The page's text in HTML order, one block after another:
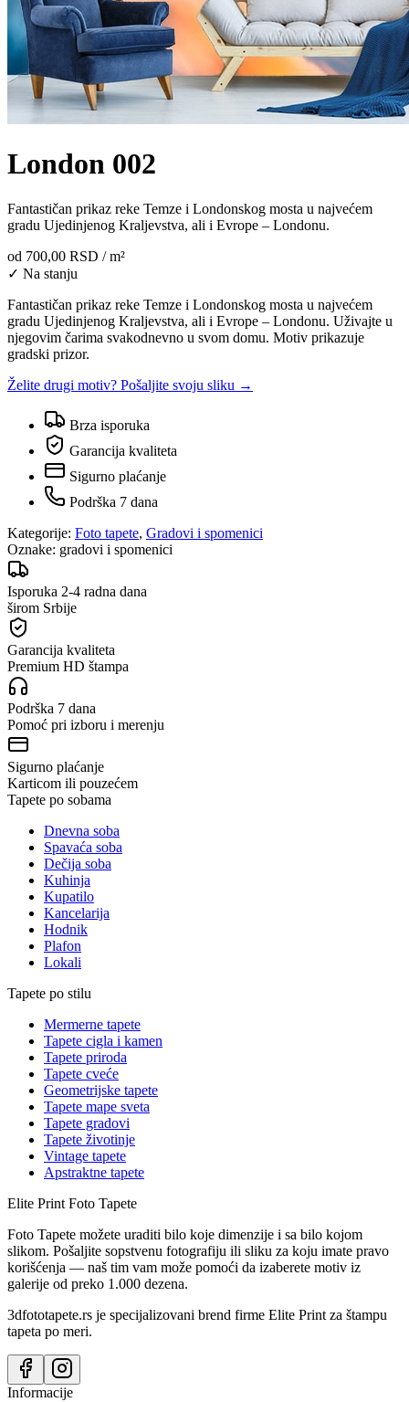
London 002
Fantastičan prikaz reke Temze i Londonskog mosta u najvećem
gradu Ujedinjenog Kraljevstva, ali i Evrope – Londonu.
od 700,00 RSD / m²
✓ Na stanju
Fantastičan prikaz reke Temze i Londonskog mosta u najvećem
gradu Ujedinjenog Kraljevstva, ali i Evrope – Londonu. Uživajte u
njegovim čarima svakodnevno u svom domu. Motiv prikazuje
gradski prizor.
Želite drugi motiv? Pošaljite svoju sliku →
Brza isporuka
Garancija kvaliteta
Sigurno plaćanje
Podrška 7 dana
Kategorije: Foto tapete, Gradovi i spomenici
Oznake: gradovi i spomenici
Isporuka 2-4 radna dana
širom Srbije
Garancija kvaliteta
Premium HD štampa
Podrška 7 dana
Pomoć pri izboru i merenju
Sigurno plaćanje
Karticom ili pouzećem
Tapete po sobama
Dnevna soba
Spavaća soba
Dečija soba
Kuhinja
Kupatilo
Kancelarija
Hodnik
Plafon
Lokali
Tapete po stilu
Mermerne tapete
Tapete cigla i kamen
Tapete priroda
Tapete cveće
Geometrijske tapete
Tapete mape sveta
Tapete gradovi
Tapete životinje
Vintage tapete
Apstraktne tapete
Elite Print Foto Tapete
Foto Tapete možete uraditi bilo koje dimenzije i sa bilo kojom
slikom. Pošaljite sopstvenu fotografiju ili sliku za koju imate pravo
korišćenja — naš tim vam može pomoći da izaberete motiv iz
galerije od preko 1.000 dezena.
3dfototapete.rs je specijalizovani brend firme Elite Print za štampu
tapeta po meri.
Informacije